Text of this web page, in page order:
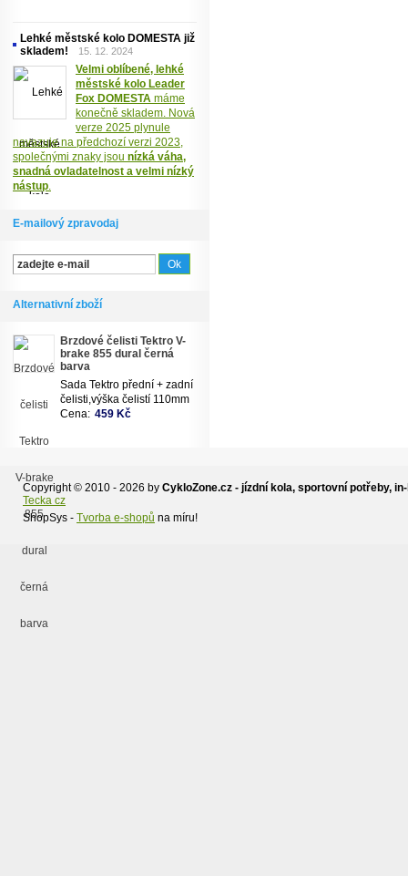
Lehké městské kolo DOMESTA již
skladem!
15. 12. 2024
Velmi oblíbené, lehké
městské kolo Leader
Fox DOMESTA máme
konečně skladem. Nová
verze 2025 plynule
navazuje na předchozí verzi 2023,
společnými znaky jsou nízká váha,
snadná ovladatelnost a velmi nízký
nástup.
E-mailový zpravodaj
Alternativní zboží
Brzdové čelisti Tektro V-
brake 855 dural černá
barva
Sada Tektro přední + zadní
čelisti,výška čelistí 110mm
Cena: 459 Kč
Copyright © 2010 - 2026 by CykloZone.cz - jízdní kola, sportovní potřeby,
Tecka cz
ShopSys - Tvorba e-shopů na míru!